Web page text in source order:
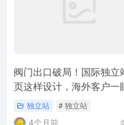
阀门出口破局！国际独立
页这样设计，海外客户一
心动独立站 # 独立站
4个月前